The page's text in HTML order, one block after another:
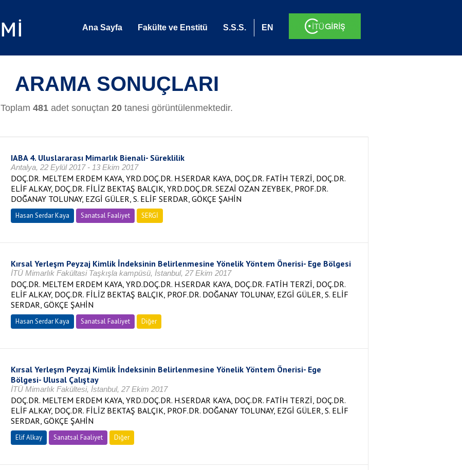
Ana Sayfa Fakülte ve Enstitü S.S.S. EN
ARAMA SONUÇLARI
Toplam 481 adet sonuçtan 20 tanesi görüntülenmektedir.
IABA 4. Uluslararası Mimarlık Bienali- Süreklilik
Antalya, 22 Eylül 2017 - 13 Ekim 2017
DOÇ.DR. MELTEM ERDEM KAYA, YRD.DOÇ.DR. H.SERDAR KAYA, DOÇ.DR. FATİH TERZİ, DOÇ.DR.
ELİF ALKAY, DOÇ.DR. FİLİZ BEKTAŞ BALÇIK, YRD.DOÇ.DR. SEZAİ OZAN ZEYBEK, PROF.DR.
DOĞANAY TOLUNAY, EZGİ GÜLER, S. ELİF SERDAR, GÖKÇE ŞAHİN
Hasan Serdar Kaya Sanatsal Faaliyet SERGİ
Kırsal Yerleşm Peyzaj Kimlik İndeksinin Belirlenmesine Yönelik Yöntem Önerisi- Ege Bölgesi
İTÜ Mimarlık Fakültasi Taşkışla kampüsü, İstanbul, 27 Ekim 2017
DOÇ.DR. MELTEM ERDEM KAYA, YRD.DOÇ.DR. H.SERDAR KAYA, DOÇ.DR. FATİH TERZİ, DOÇ.DR.
ELİF ALKAY, DOÇ.DR. FİLİZ BEKTAŞ BALÇIK, PROF.DR. DOĞANAY TOLUNAY, EZGİ GÜLER, S. ELİF
SERDAR, GÖKÇE ŞAHİN
Hasan Serdar Kaya Sanatsal Faaliyet Diğer
Kırsal Yerleşm Peyzaj Kimlik İndeksinin Belirlenmesine Yönelik Yöntem Önerisi- Ege
Bölgesi- Ulusal Çalıştay
İTÜ Mimarlık Fakültesi, İstanbul, 27 Ekim 2017
DOÇ.DR. MELTEM ERDEM KAYA, YRD.DOÇ.DR. H.SERDAR KAYA, DOÇ.DR. FATİH TERZİ, DOÇ.DR.
ELİF ALKAY, DOÇ.DR. FİLİZ BEKTAŞ BALÇIK, PROF.DR. DOĞANAY TOLUNAY, EZGİ GÜLER, S. ELİF
SERDAR, GÖKÇE ŞAHİN
Elif Alkay Sanatsal Faaliyet Diğer